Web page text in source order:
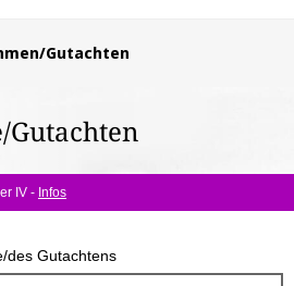
Gutachten
Gutachten
IV - Infos
des Gutachtens